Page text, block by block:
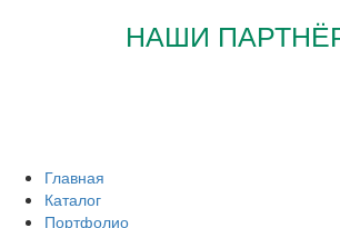
НАШИ
Главная
Каталог
Портфолио